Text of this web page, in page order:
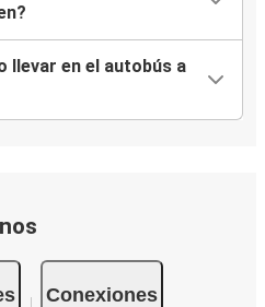
llevar en el autobús a
Conexiones